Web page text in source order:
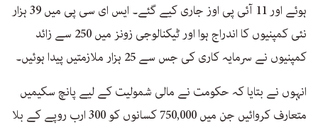
ہوئے اور 11 آئی پی اوز جاری کیے گئے۔ ایس ای سی پی میں 39 ہزار
نئی کمپنیوں کا اندراج ہوا اور ٹیکنالوجی زونز میں 250 سے زائد
کمپنیوں نے سرمایہ کاری کی جس سے 25 ہزار ملازمتیں پیدا ہوئیں۔
انہوں نے بتایا کہ حکومت نے مالی شمولیت کے لیے پانچ سکیمیں
متعارف کروائیں جن میں 750,000 کسانوں کو 300 ارب روپے کے بلا